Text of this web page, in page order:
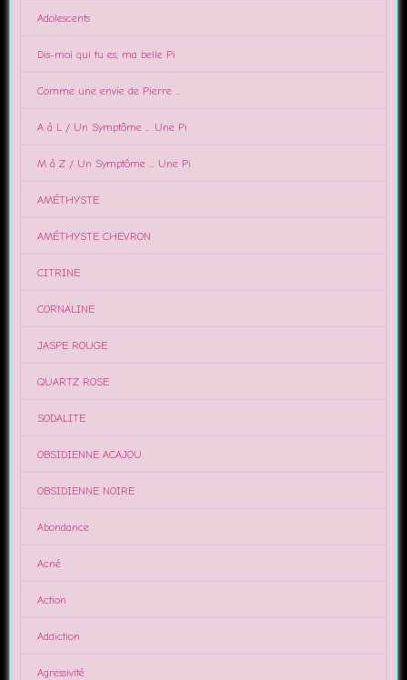
Adolescents
Dis-moi qui tu es, ma belle Pi
Comme une envie de Pierre ...
A à L / Un Symptôme ... Une Pi
M à Z / Un Symptôme ... Une Pi
AMÉTHYSTE
AMÉTHYSTE CHEVRON
CITRINE
CORNALINE
JASPE ROUGE
QUARTZ ROSE
SODALITE
OBSIDIENNE ACAJOU
OBSIDIENNE NOIRE
Abondance
Acné
Action
Addiction
Agressivité